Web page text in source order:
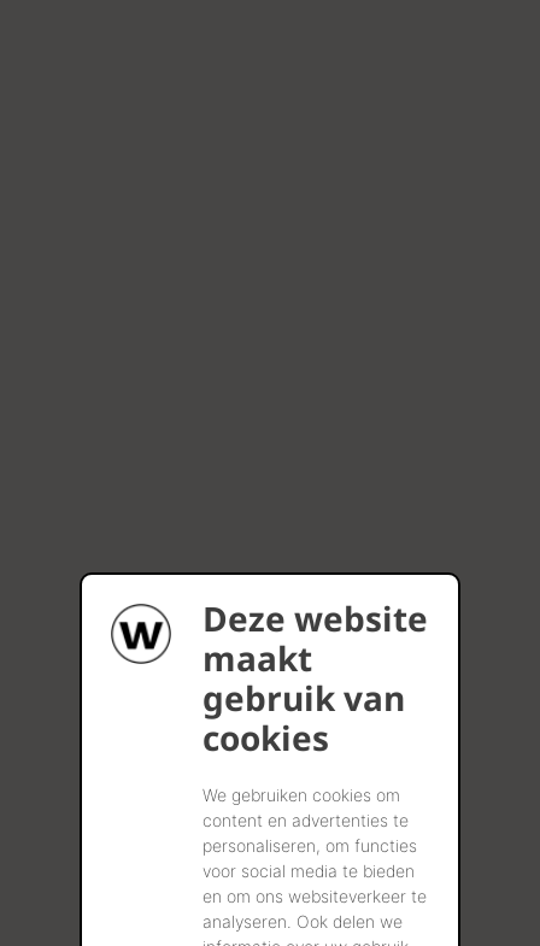
Deze website
maakt
gebruik van
cookies
We gebruiken cookies om
content en advertenties te
personaliseren, om functies
voor social media te bieden
en om ons websiteverkeer te
analyseren. Ook delen we